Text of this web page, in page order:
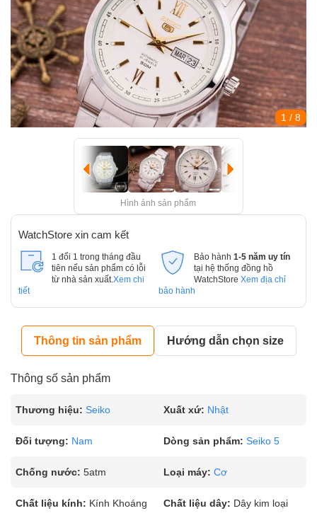
1 / 8
Hình ảnh sản phẩm
WatchStore xin cam kết
1 đổi 1 trong tháng đầu
tiên nếu sản phẩm có lỗi
từ nhà sản xuất. Xem chi
tiết
Bảo hành 1-5 năm uy tín
tại hệ thống đồng hồ
WatchStore Xem địa chỉ
bảo hành
Thông tin sản phẩm Hướng dẫn chọn size
Thông số sản phẩm
Thương hiệu: Seiko Xuất xứ: Nhật
Đối tượng: Nam Dòng sản phẩm: Seiko 5
Chống nước: 5atm Loại máy: Cơ
Chất liệu kính: Kính Khoáng Chất liệu dây: Dây kim loại